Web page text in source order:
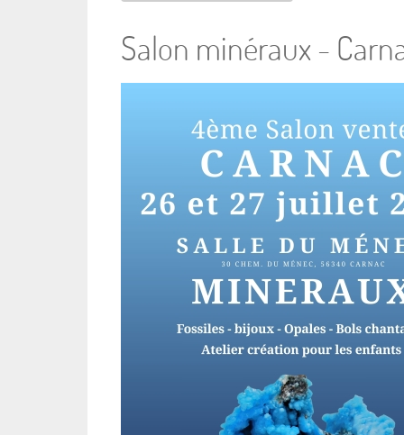
Salon minéraux -